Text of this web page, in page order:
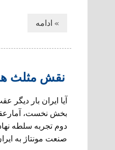
» ادامه
نقش مثلث
آیا ایران بار
بخش نخست،
دوم تجربه سلطه
صنعت مونتاژ به